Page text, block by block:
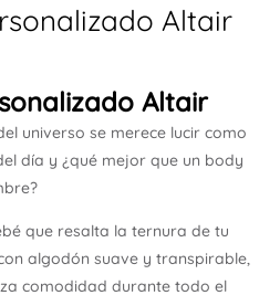
Altair
Altair
universo se merece lucir como
día y ¿qué mejor que un body
que resalta la ternura de tu
algodón suave y transpirable,
comodidad durante todo el